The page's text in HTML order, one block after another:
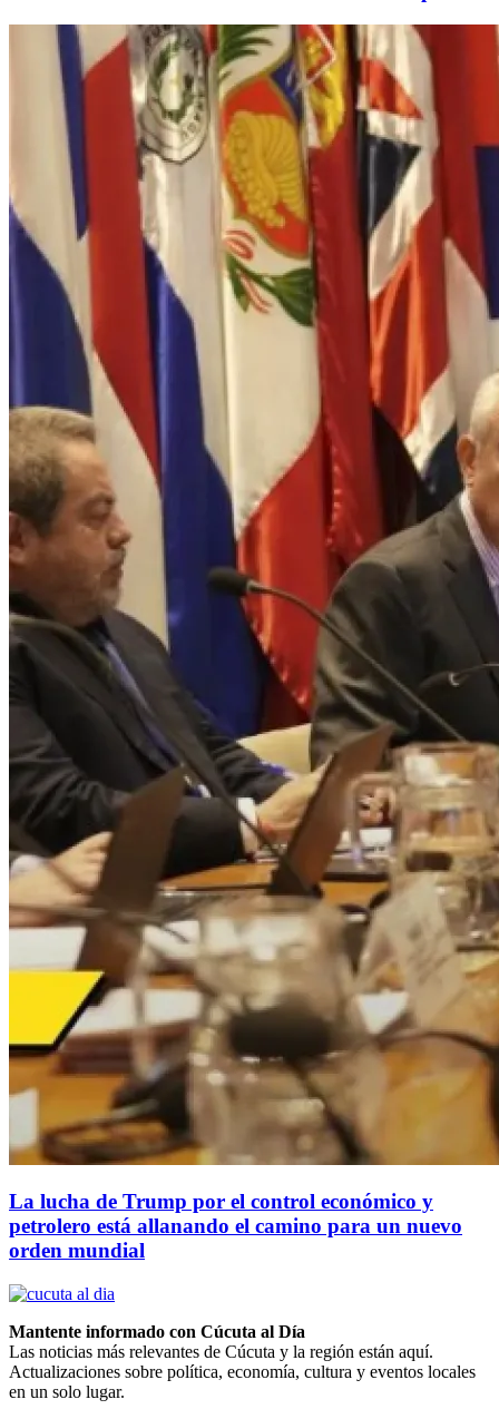
La lucha de Trump por el control económico y
petrolero está allanando el camino para un nuevo
orden mundial
Mantente informado con Cúcuta al Día
Las noticias más relevantes de Cúcuta y la región están aquí.
Actualizaciones sobre política, economía, cultura y eventos locales
en un solo lugar.